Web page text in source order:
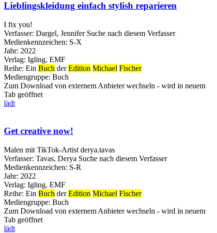
Lieblingskleidung einfach stylish reparieren
I fix you!
Verfasser: Dargel, Jennifer Suche nach diesem Verfasser
Medienkennzeichen: S-X
Jahr: 2022
Verlag: Igling, EMF
Reihe: Ein Buch derEdition Michael Fischer
Mediengruppe: Buch
Zum Download von externem Anbieter wechseln - wird in neuem
Tab geöffnet
lädt
Get creative now!
Malen mit TikTok-Artist derya.tavas
Verfasser: Tavas, Derya Suche nach diesem Verfasser
Medienkennzeichen: S-R
Jahr: 2022
Verlag: Igling, EMF
Reihe: Ein Buch derEdition Michael Fischer
Mediengruppe: Buch
Zum Download von externem Anbieter wechseln - wird in neuem
Tab geöffnet
lädt